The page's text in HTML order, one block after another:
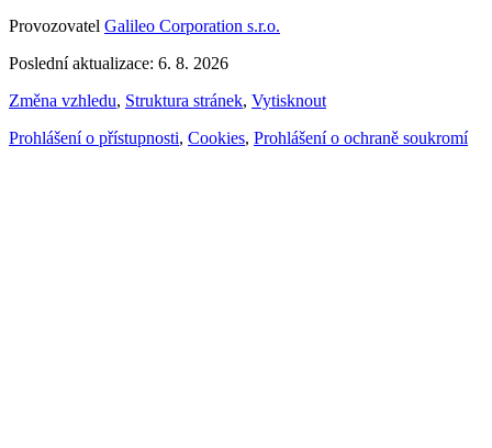
Provozovatel Galileo Corporation s.r.o.
Poslední aktualizace: 6. 8. 2026
Změna vzhledu, Struktura stránek, Vytisknout
Prohlášení o přístupnosti, Cookies, Prohlášení o ochraně soukromí